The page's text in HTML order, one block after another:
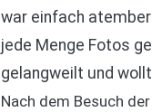
war einfach
jede Menge Fotos
gelangweilt und
Nach dem Besuch